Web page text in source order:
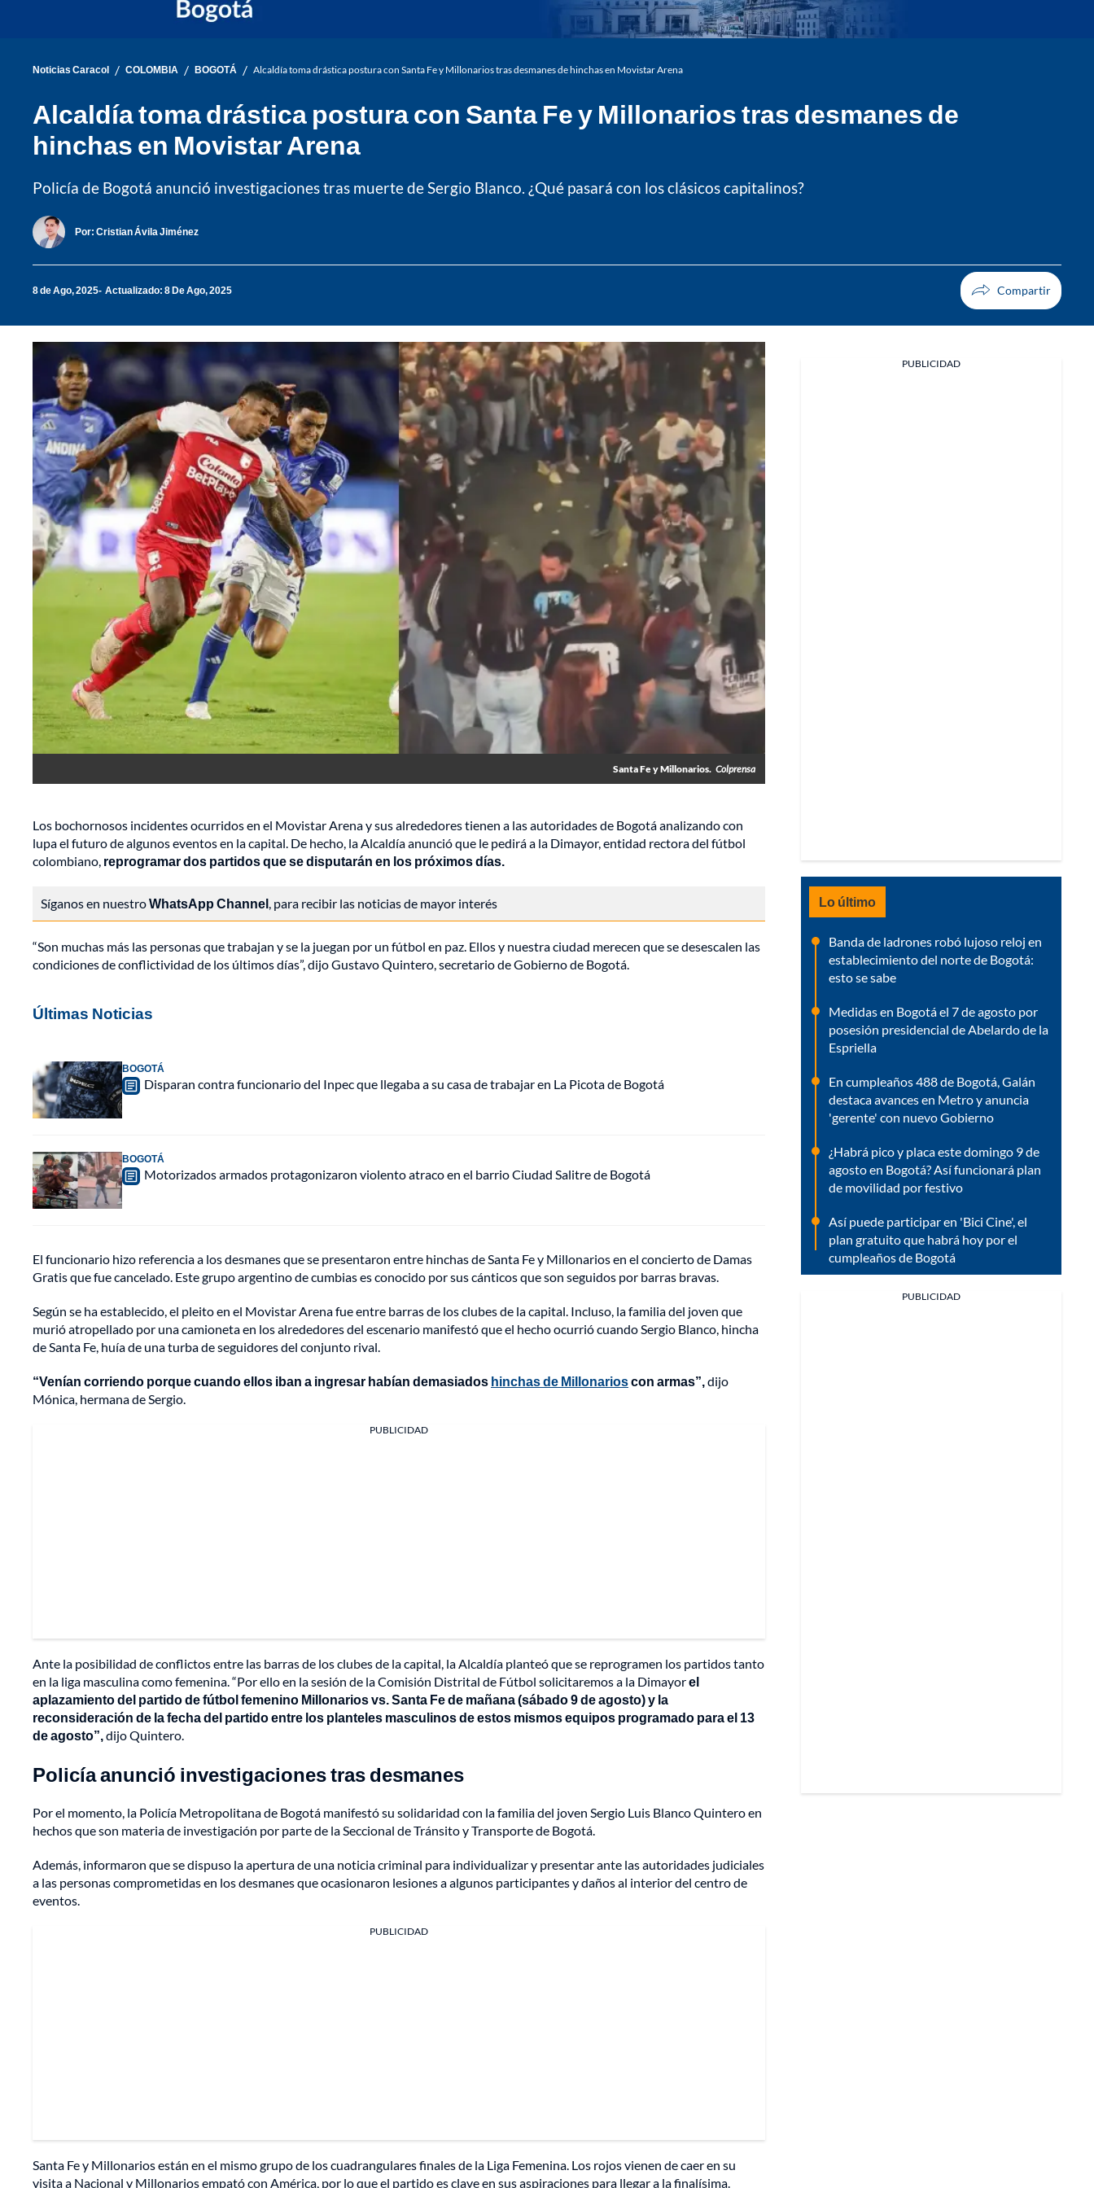
Noticias Caracol / COLOMBIA / BOGOTÁ / Alcaldía toma drástica postura con Santa Fe y Millonarios tras desmanes de hinchas en Movistar Arena
Alcaldía toma drástica postura con Santa Fe y Millonarios tras desmanes de
hinchas en Movistar Arena
Policía de Bogotá anunció investigaciones tras muerte de Sergio Blanco. ¿Qué pasará con los clásicos capitalinos?
Por: Cristian Ávila Jiménez
8 de Ago, 2025 Actualizado: 8 De Ago, 2025
Santa Fe y Millonarios. Colprensa
Los bochornosos incidentes ocurridos en el Movistar Arena y sus alrededores tienen a las autoridades de Bogotá analizando con
lupa el futuro de algunos eventos en la capital. De hecho, la Alcaldía anunció que le pedirá a la Dimayor, entidad rectora del fútbol
colombiano, reprogramar dos partidos que se disputarán en los próximos días.
Síganos en nuestroWhatsApp Channel, para recibir las noticias de mayor interés
“Son muchas más las personas que trabajan y se la juegan por un fútbol en paz. Ellos y nuestra ciudad merecen que se desescalen las
condiciones de conflictividad de los últimos días”, dijo Gustavo Quintero, secretario de Gobierno de Bogotá.
Últimas Noticias
BOGOTÁ
Disparan contra funcionario del Inpec que llegaba a su casa de trabajar en La Picota de Bogotá
BOGOTÁ
Motorizados armados protagonizaron violento atraco en el barrio Ciudad Salitre de Bogotá
El funcionario hizo referencia a los desmanes que se presentaron entre hinchas de Santa Fe y Millonarios en el concierto de Damas
Gratis que fue cancelado. Este grupo argentino de cumbias es conocido por sus cánticos que son seguidos por barras bravas.
Según se ha establecido, el pleito en el Movistar Arena fue entre barras de los clubes de la capital. Incluso, la familia del joven que
murió atropellado por una camioneta en los alrededores del escenario manifestó que el hecho ocurrió cuando Sergio Blanco, hincha
de Santa Fe, huía de una turba de seguidores del conjunto rival.
“Venían corriendo porque cuando ellos iban a ingresar habían demasiados hinchas de Millonarioscon armas”,dijo
Mónica, hermana de Sergio.
PUBLICIDAD
Ante la posibilidad de conflictos entre las barras de los clubes de la capital, la Alcaldía planteó que se reprogramen los partidos tanto
en la liga masculina como femenina. “Por ello en la sesión de la Comisión Distrital de Fútbol solicitaremos a la Dimayorel
aplazamiento del partido de fútbol femenino Millonarios vs. Santa Fe de mañana (sábado 9 de agosto) y la
reconsideración de la fecha del partido entre los planteles masculinos de estos mismos equipos programado para el 13
de agosto”,dijo Quintero.
Policía anunció investigaciones tras desmanes
Por el momento, la Policía Metropolitana de Bogotá manifestó su solidaridad con la familia del joven Sergio Luis Blanco Quintero en
hechos que son materia de investigación por parte de la Seccional de Tránsito y Transporte de Bogotá.
Además, informaron que se dispuso la apertura de una noticia criminal para individualizar y presentar ante las autoridades judiciales
a las personas comprometidas en los desmanes que ocasionaron lesiones a algunos participantes y daños al interior del centro de
eventos.
PUBLICIDAD
Santa Fe y Millonarios están en el mismo grupo de los cuadrangulares finales de la Liga Femenina. Los rojos vienen de caer en su
visita a Nacional y Millonarios empató con América, por lo que el partido es clave en sus aspiraciones para llegar a la finalísima.
PUBLICIDAD
Lo último
Banda de ladrones robó lujoso reloj en
establecimiento del norte de Bogotá:
esto se sabe
Medidas en Bogotá el 7 de agosto por
posesión presidencial de Abelardo de la
Espriella
En cumpleaños 488 de Bogotá, Galán
destaca avances en Metro y anuncia
'gerente' con nuevo Gobierno
¿Habrá pico y placa este domingo 9 de
agosto en Bogotá? Así funcionará plan
de movilidad por festivo
Así puede participar en 'Bici Cine', el
plan gratuito que habrá hoy por el
cumpleaños de Bogotá
PUBLICIDAD